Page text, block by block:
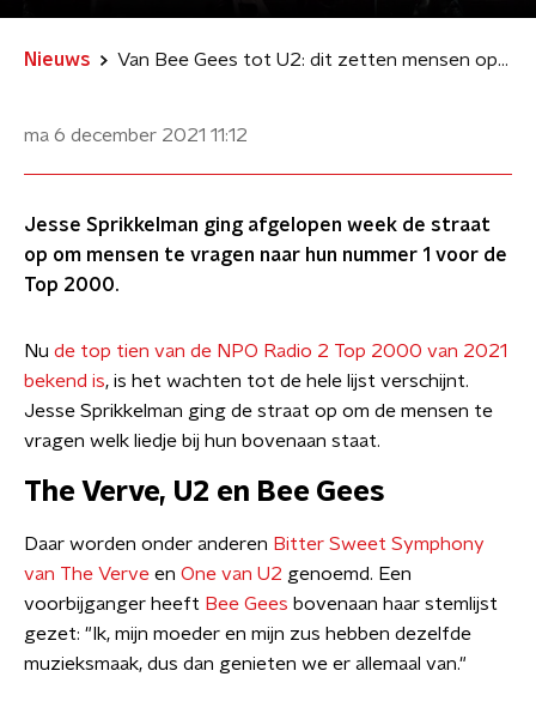
Nieuws Van Bee Gees tot U2: dit zetten mensen op straat bovenaan hun stemlijstje
ma 6 december 2021 11:12
Jesse Sprikkelman ging afgelopen week de straat
op om mensen te vragen naar hun nummer 1 voor de
Top 2000.
Nu de top tien van de NPO Radio 2 Top 2000 van 2021
bekend is, is het wachten tot de hele lijst verschijnt.
Jesse Sprikkelman ging de straat op om de mensen te
vragen welk liedje bij hun bovenaan staat.
The Verve, U2 en Bee Gees
Daar worden onder anderen Bitter Sweet Symphony
van The Verve en One van U2 genoemd. Een
voorbijganger heeft Bee Gees bovenaan haar stemlijst
gezet: "Ik, mijn moeder en mijn zus hebben dezelfde
muzieksmaak, dus dan genieten we er allemaal van."